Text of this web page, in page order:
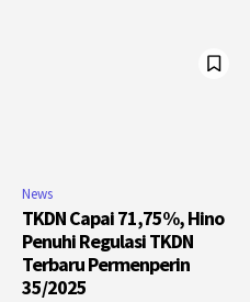
News
TKDN Capai 71,75%, Hino
Penuhi Regulasi TKDN
Terbaru Permenperin
35/2025